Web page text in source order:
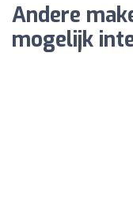
Andere
mogelijk